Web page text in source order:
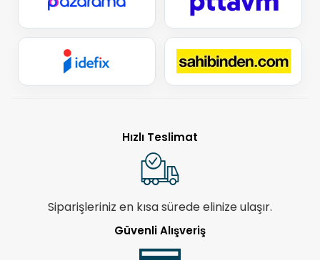
Hızlı Teslimat
Siparişleriniz en kısa sürede elinize ulaşır.
Güvenli Alışveriş